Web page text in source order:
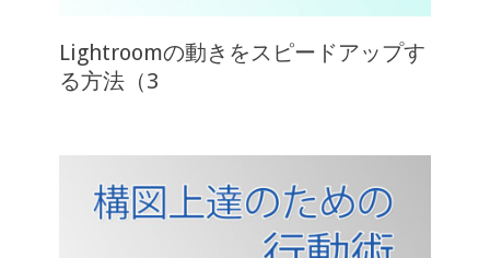
Lightroomの動きをスピードアップす
る方法（3